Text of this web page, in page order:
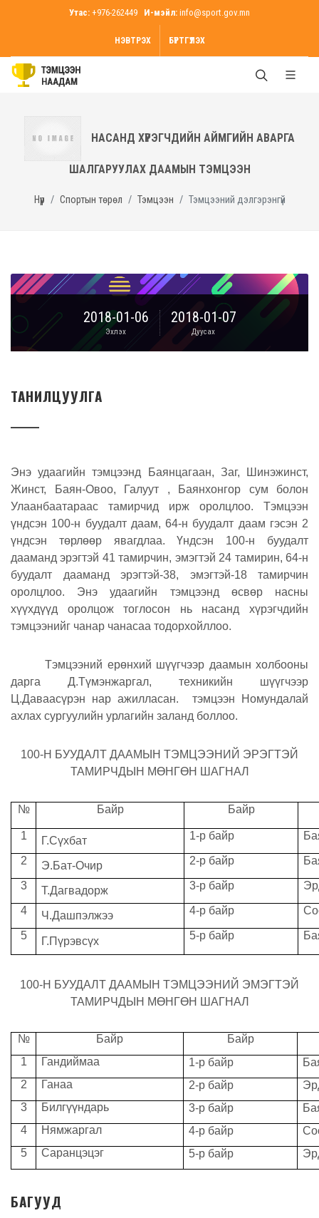
Утас: +976-262449 И-мэйл: info@sport.gov.mn
НЭВТРЭХ БҮРТГҮҮЛЭХ
НАСАНД ХҮРЭГЧДИЙН АЙМГИЙН АВАРГА
ШАЛГАРУУЛАХ ДААМЫН ТЭМЦЭЭН
Нүүр Спортын төрөл Тэмцээн Тэмцээний дэлгэрэнгүй
2018-01-06
Эхлэх
2018-01-07
Дуусах
ТАНИЛЦУУЛГА
Энэ удаагийн тэмцээнд Баянцагаан, Заг, Шинэжинст,
Жинст, Баян-Овоо, Галуут , Баянхонгор сум болон
Улаанбаатараас тамирчид ирж оролцлоо. Тэмцээн
үндсэн 100-н буудалт даам, 64-н буудалт даам гэсэн 2
үндсэн төрлөөр явагдлаа. Үндсэн 100-н буудалт
дааманд эрэгтэй 41 тамирчин, эмэгтэй 24 тамирин, 64-н
буудалт дааманд эрэгтэй-38, эмэгтэй-18 тамирчин
оролцлоо. Энэ удаагийн тэмцээнд өсвөр насны
хүүхдүүд оролцож тоглосон нь насанд хүрэгчдийн
тэмцээнийг чанар чанасаа тодорхойллоо.
Тэмцээний ерөнхий шүүгчээр даамын холбооны
дарга Д.Түмэнжаргал, техникийн шүүгчээр
Ц.Даваасүрэн нар ажилласан. тэмцээн Номундалай
ахлах сургуулийн урлагийн заланд боллоо.
100-Н БУУДАЛТ ДААМЫН ТЭМЦЭЭНИЙ ЭРЭГТЭЙ
ТАМИРЧДЫН МӨНГӨН ШАГНАЛ
№ Байр Байр
1 Г.Сүхбат 1-р байр
2 Э.Бат-Очир 2-р байр
3 Т.Дагвадорж 3-р байр
4 Ч.Дашпэлжээ 4-р байр
5 Г.Пүрэвсүх 5-р байр
100-Н БУУДАЛТ ДААМЫН ТЭМЦЭЭНИЙ ЭМЭГТЭЙ
ТАМИРЧДЫН МӨНГӨН ШАГНАЛ
№ Байр
Байр
1
Гандиймаа 1-р байр
2
Ганаа 2-р байр
3
Билгүүндарь 3-р байр
4
Нямжаргал 4-р байр
5
Саранцэцэг 5-р байр
БАГУУД